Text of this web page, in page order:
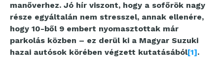
manőverhez. Jó hír viszont, hogy a sofőrök nagy
része egyáltalán nem stresszel, annak ellenére,
hogy 10-ből 9 embert nyomasztottak már
parkolás közben – ez derül ki a Magyar Suzuki
hazai autósok körében végzett kutatásából[1].